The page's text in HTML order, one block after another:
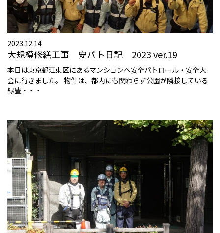
2023.12.14
大規模修繕工事 安パト日記 2023 ver.19
本日は東京都江東区にあるマンションへ安全パトロール・安全大
会に行きました。 物件は、都内にも関わらず公園が隣接している
緑豊・・・